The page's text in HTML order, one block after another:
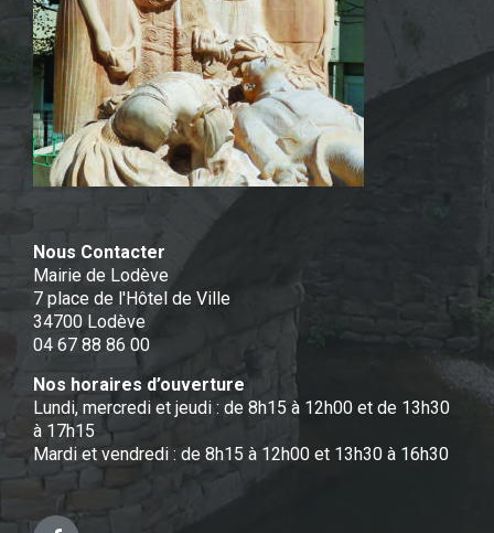
Nous Contacter
Mairie de Lodève
7 place de l'Hôtel de Ville
34700 Lodève
04 67 88 86 00
Nos horaires d’ouverture
Lundi, mercredi et jeudi : de 8h15 à 12h00 et de 13h30
à 17h15
Mardi et vendredi : de 8h15 à 12h00 et 13h30 à 16h30